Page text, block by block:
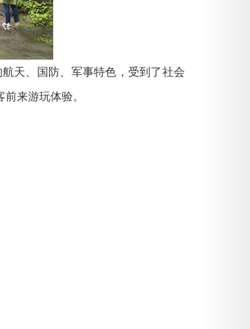
天、国防、军事特色，受到了社会
来游玩体验。